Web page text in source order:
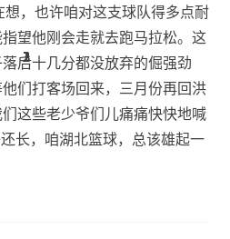
2
1
3
1
2
2
3
1
3
1
1
2
想，也许咱对这支球队得多点耐
望他刚会走就去跑马拉松。这
后十几分都没放弃的倔强劲
们打客场回来，三月份再回洪
这些老少爷们儿痛痛快快地喊
长，咱湖北篮球，总该雄起一